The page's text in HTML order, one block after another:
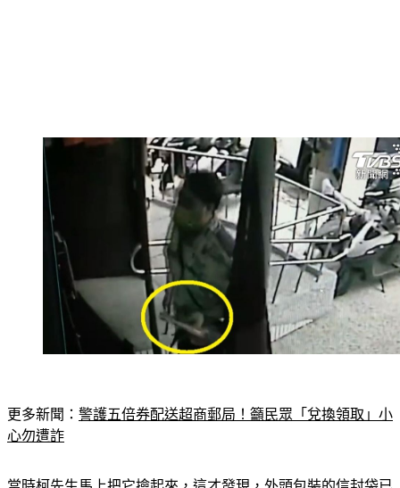
更多新聞： 警護五倍券配送超商郵局！籲民眾「兌換領取」小
心勿遭詐